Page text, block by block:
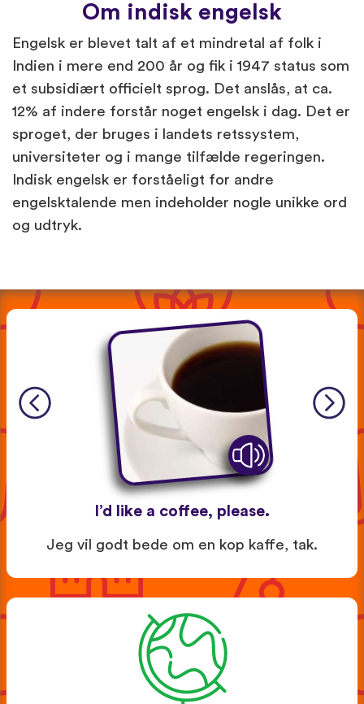
Om indisk engelsk
Engelsk er blevet talt af et mindretal af folk i
Indien i mere end 200 år og fik i 1947 status som
et subsidiært officielt sprog. Det anslås, at ca.
12% af indere forstår noget engelsk i dag. Det er
sproget, der bruges i landets retssystem,
universiteter og i mange tilfælde regeringen.
Indisk engelsk er forståeligt for andre
engelsktalende men indeholder nogle unikke ord
og udtryk.
I’d like a coffee, please.
Jeg vil godt bede om en kop kaffe, tak.